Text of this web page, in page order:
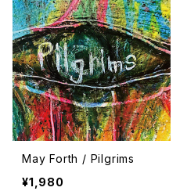
May Forth / Pilgrims
¥1,980